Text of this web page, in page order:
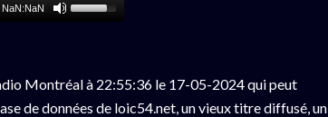
NaN:NaN
Montréal à 22:55:36 le 17-05-2024 qui peut
de données de loic54.net, un vieux titre diffusé, un